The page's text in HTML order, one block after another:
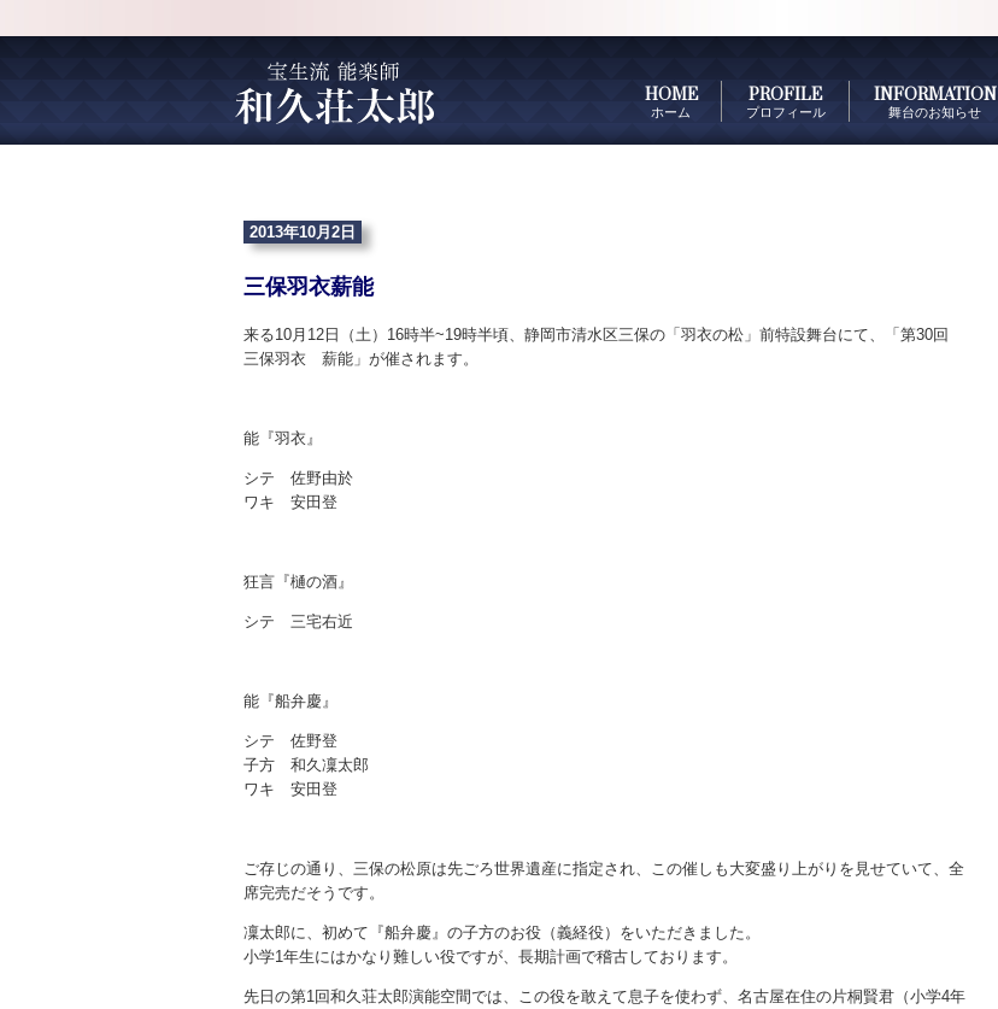
HOME
ホーム
PROFILE
プロフィール
INFORMATION
舞台のお知らせ
2013年10月2日
三保羽衣薪能
来る10月12日（土）16時半~19時半頃、静岡市清水区三保の「羽衣の松」前特設舞台にて、「第30回
三保羽衣 薪能」が催されます。
能『羽衣』
シテ 佐野由於
ワキ 安田登
狂言『樋の酒』
シテ 三宅右近
能『船弁慶』
シテ 佐野登
子方 和久凜太郎
ワキ 安田登
ご存じの通り、三保の松原は先ごろ世界遺産に指定され、この催しも大変盛り上がりを見せていて、全
席完売だそうです。
凜太郎に、初めて『船弁慶』の子方のお役（義経役）をいただきました。
小学1年生にはかなり難しい役ですが、長期計画で稽古しております。
先日の第1回和久荘太郎演能空間では、この役を敢えて息子を使わず、名古屋在住の片桐賢君（小学4年